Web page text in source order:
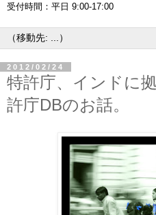
受付時間：平日 9:00-17:00
2012/02/24
特許庁、インドに
許庁DBのお話。